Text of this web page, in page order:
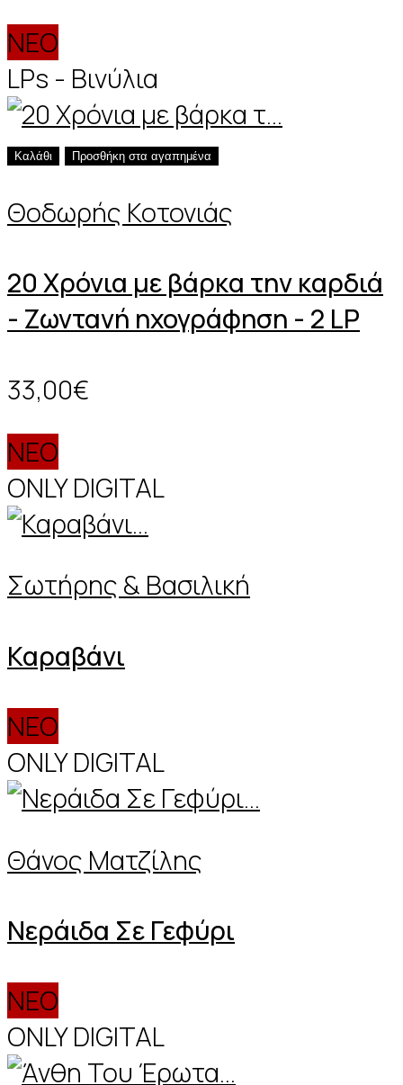
ΝΕΟ
LPs - Βινύλια
Καλάθι Προσθήκη στα αγαπημένα
Θοδωρής Κοτονιάς
20 Χρόνια με βάρκα την καρδιά
- Ζωντανή ηχογράφηση - 2 LP
33,00€
ΝΕΟ
ONLY DIGITAL
Σωτήρης & Βασιλική
Καραβάνι
ΝΕΟ
ONLY DIGITAL
Θάνος Ματζίλης
Νεράιδα Σε Γεφύρι
ΝΕΟ
ONLY DIGITAL